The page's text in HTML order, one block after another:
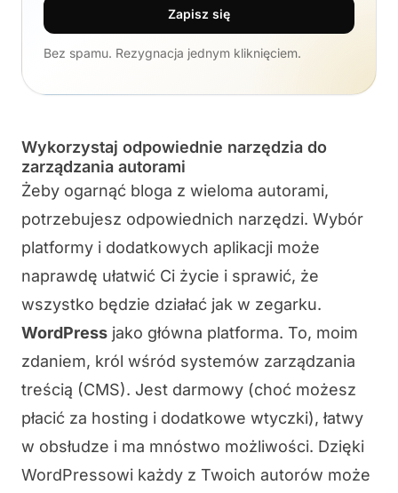
Zapisz się
Bez spamu. Rezygnacja jednym kliknięciem.
Wykorzystaj odpowiednie narzędzia do
zarządzania autorami
Żeby ogarnąć bloga z wieloma autorami,
potrzebujesz odpowiednich narzędzi. Wybór
platformy i dodatkowych aplikacji może
naprawdę ułatwić Ci życie i sprawić, że
wszystko będzie działać jak w zegarku.
WordPress jako główna platforma. To, moim
zdaniem, król wśród systemów zarządzania
treścią (CMS). Jest darmowy (choć możesz
płacić za hosting i dodatkowe wtyczki), łatwy
w obsłudze i ma mnóstwo możliwości. Dzięki
WordPressowi każdy z Twoich autorów może